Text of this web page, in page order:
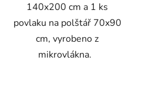
140x200 cm a 1 ks
povlaku na polštář 70x90
cm, vyrobeno z
mikrovlákna.